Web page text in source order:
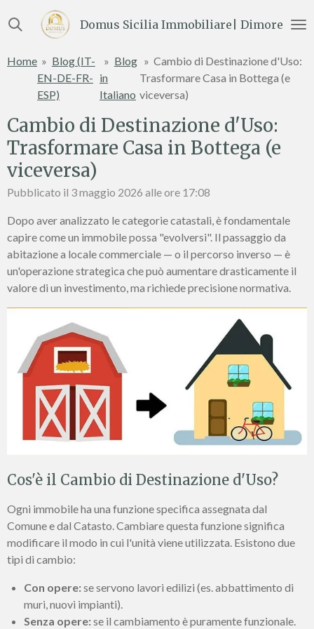
al
principale
Domus Sicilia Immobiliare| Dimore e
Home » Blog (IT-
EN-DE-FR-
ESP)
» Blog
in
Italiano
» Cambio di Destinazione d'Uso:
Trasformare Casa in Bottega (e
viceversa)
Cambio di Destinazione d'Uso:
Trasformare Casa in Bottega (e
viceversa)
Pubblicato il 3 maggio 2026 alle ore 17:08
Dopo aver analizzato le categorie catastali, è fondamentale
capire come un immobile possa "evolversi". Il passaggio da
abitazione a locale commerciale — o il percorso inverso — è
un'operazione strategica che può aumentare drasticamente il
valore di un investimento, ma richiede precisione normativa.
Cos'è il Cambio di Destinazione d'Uso?
Ogni immobile ha una funzione specifica assegnata dal
Comune e dal Catasto. Cambiare questa funzione significa
modificare il modo in cui l'unità viene utilizzata. Esistono due
tipi di cambio:
Con opere:se servono lavori edilizi (es. abbattimento di
muri, nuovi impianti).
Senza opere:se il cambiamento è puramente funzionale.